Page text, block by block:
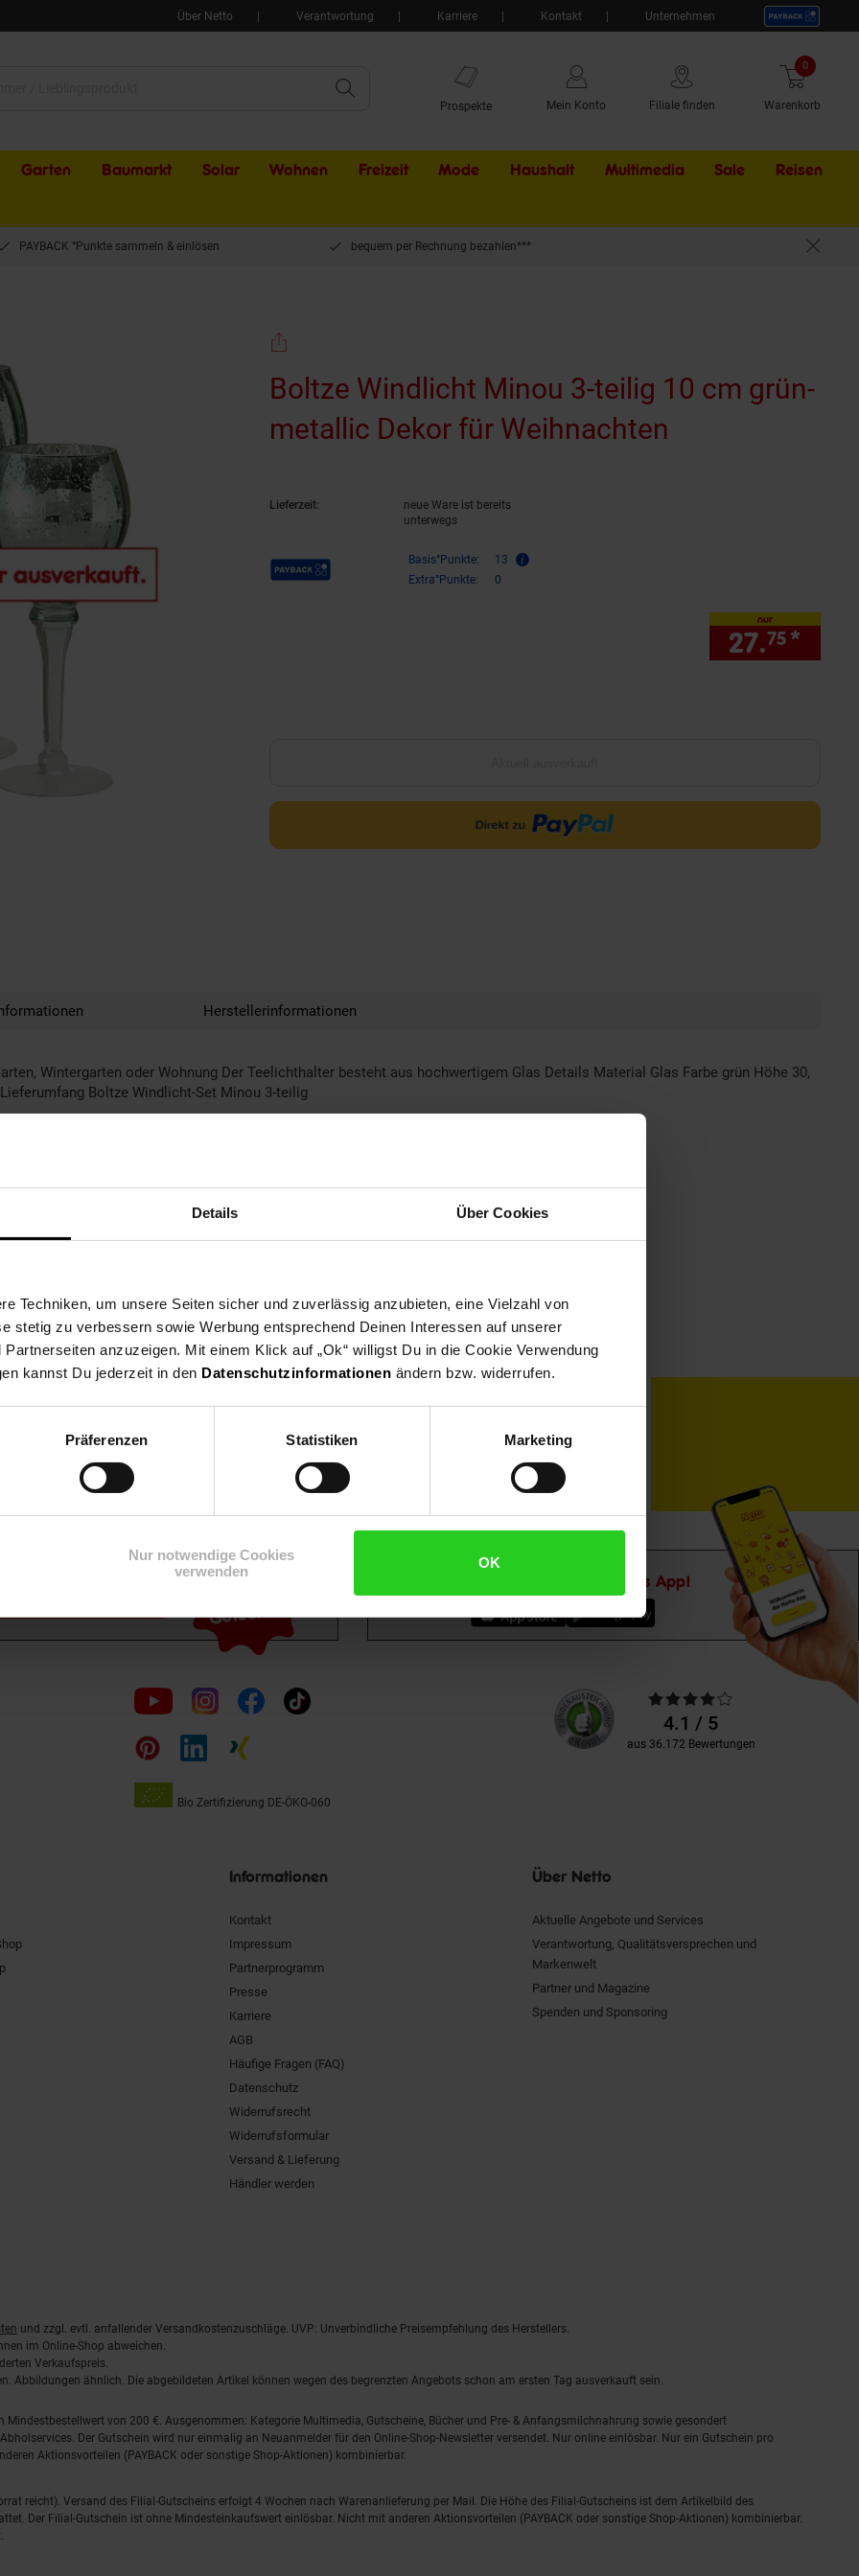
Details Über Cookies
Techniken, um unsere Seiten sicher und zuverlässig anzubieten, eine Vielzahl von
stetig zu verbessern sowie Werbung entsprechend Deinen Interessen auf unserer
anzuzeigen. Mit einem Klick auf „Ok“ willigst Du in die Cookie Verwendung
kannst Du jederzeit in den Datenschutzinformationen ändern bzw. widerrufen.
Präferenzen Statistiken Marketing
Nur notwendige Cookies
verwenden
OK
Über Netto Verantwortung Karriere Kontakt Unternehmen
Prospekte Mein Konto Filiale finden Warenkorb
0 Artikel
Garten Baumarkt Solar Wohnen Freizeit Mode Haushalt Multimedia Sale Externer
Reisen
PAYBACK °Punkte sammeln & einlösen bequem per Rechnung bezahlen***
Boltze Windlicht Minou 3-teilig 10 cm grün-
metallic Dekor für Weihnachten
Lieferzeit:
neue Ware ist bereits
unterwegs
Payback Punkte Basis°Punkte:
13
Extra°Punkte:
0
nur
27.75 *
Herstellerinformationen
Wintergarten oder Wohnung Der Teelichthalter besteht aus hochwertigem Glas Details Material Glas Farbe grün Höhe 30,
Boltze Windlicht-Set Minou 3-teilig
15€
Gutschein
Netto plus App!
Folge
uns
auf
Bio Zertifizierung DE-ÖKO-060
Unsere
Kundenbewertungen
Durchschnittliche
Bewertungen4.1 / 5
aus 36.172 Bewertungen
Informationen
Kontakt
Impressum
Partnerprogramm
Presse
Karriere
AGB
Häufige Fragen (FAQ)
Datenschutz
Widerrufsrecht
Widerrufsformular
Versand & Lieferung
Händler werden
Über Netto
Aktuelle Angebote und Services
Verantwortung, Qualitätsversprechen und
Markenwelt
Partner und Magazine
Spenden und Sponsoring
und zzgl. evtl. anfallender Versandkostenzuschläge. UVP: Unverbindliche Preisempfehlung des Herstellers.
im Online-Shop abweichen.
Verkaufspreis.
Abbildungen ähnlich. Die abgebildeten Artikel können wegen des begrenzten Angebots schon am ersten Tag ausverkauft sein.
von 200 €. Ausgenommen: Kategorie Multimedia, Gutscheine, Bücher und Pre- & Anfangsmilchnahrung sowie gesondert
Der Gutschein wird nur einmalig an Neuanmelder für den Online-Shop-Newsletter versendet. Nur online einlösbar. Nur ein Gutschein pro
Aktionsvorteilen (PAYBACK oder sonstige Shop-Aktionen) kombinierbar.
reicht). Versand des Filial-Gutscheins erfolgt 4 Wochen nach Warenanlieferung per Mail. Die Höhe des Filial-Gutscheins ist dem Artikelbild des
Der Filial-Gutschein ist ohne Mindesteinkaufswert einlösbar. Nicht mit anderen Aktionsvorteilen (PAYBACK oder sonstige Shop-Aktionen) kombinierbar.